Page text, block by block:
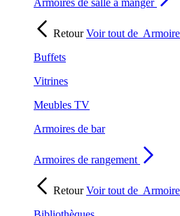
RetourVoir tout de
Buffets
Vitrines
Meubles TV
Armoires de bar
Armoires de rangement
RetourVoir tout de